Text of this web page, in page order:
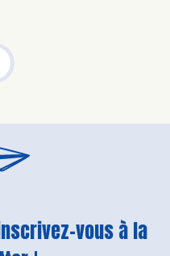
vous à la